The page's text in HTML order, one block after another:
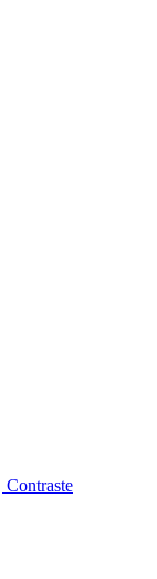
Contraste